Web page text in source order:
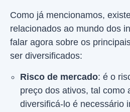
Como já mencionamos,
relacionados ao mundo dos
falar agora sobre os
ser diversificados:
Risco de mercado: é o
preço dos ativos, tal como
diversificá-lo é necessário